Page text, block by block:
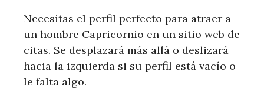
Necesitas el perfil perfecto para atraer a
un hombre Capricornio en un sitio web de
citas. Se desplazará más allá o deslizará
hacia la izquierda si su perfil está vacío o
le falta algo.